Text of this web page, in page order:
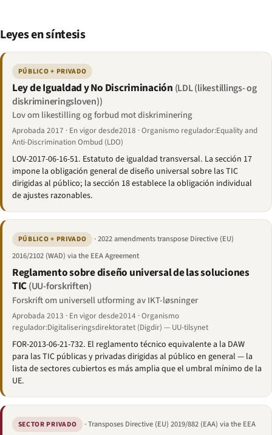
Leyes en síntesis
PÚBLICO + PRIVADO
Ley de Igualdad y No Discriminación (LDL (likestillings- og
diskrimineringsloven))
Lov om likestilling og forbud mot diskriminering
Aprobada 2017 · En vigor desde2018 · Organismo regulador:Equality and
Anti-Discrimination Ombud (LDO)
LOV-2017-06-16-51. Estatuto de igualdad transversal. La sección 17
impone la obligación general de diseño universal sobre las TIC
dirigidas al público; la sección 18 establece la obligación individual
de ajustes razonables.
PÚBLICO + PRIVADO
· 2022 amendments transpose Directive (EU)
2016/2102 (WAD) via the EEA Agreement
Reglamento sobre diseño universal de las soluciones
TIC(UU-forskriften)
Forskrift om universell utforming av IKT-løsninger
Aprobada 2013 · En vigor desde2014 · Organismo
regulador:Digitaliseringsdirektoratet (Digdir) — UU-tilsynet
FOR-2013-06-21-732. El reglamento técnico equivalente a la DAW
para las TIC públicas y privadas dirigidas al público en general — la
lista de sectores cubiertos es más amplia que el umbral mínimo de la
UE.
SECTOR PRIVADO
· Transposes Directive (EU) 2019/882 (EAA) via the EEA